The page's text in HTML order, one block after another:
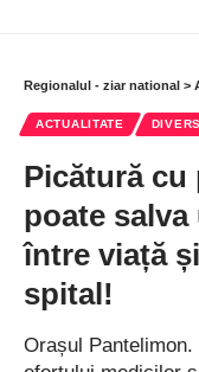
Regionalul - ziar national >
ACTUALITATE
Picătură cu
poate salva
între viață
spital!
Orașul